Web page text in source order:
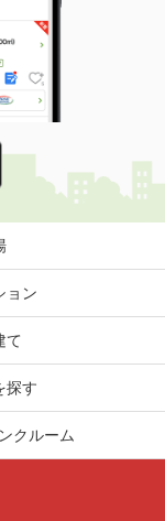
ョン
て
探す
クルーム